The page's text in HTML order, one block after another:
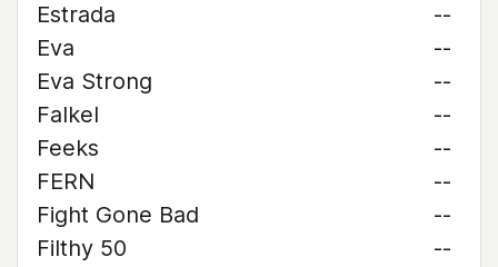
Estrada
--
Eva
--
Eva Strong
--
Falkel
--
Feeks
--
FERN
--
Fight Gone Bad
--
Filthy 50
--